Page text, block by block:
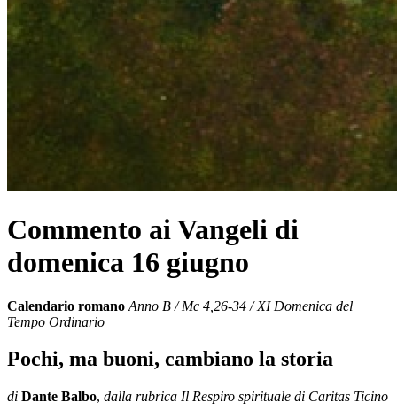
Commento ai Vangeli di
domenica 16 giugno
Calendario romano Anno B / Mc 4,26-34 / XI Domenica del
Tempo Ordinario
Pochi, ma buoni, cambiano la storia
di Dante Balbo, dalla rubrica Il Respiro spirituale di Caritas Ticino